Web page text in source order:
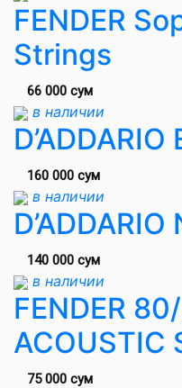
FENDER
Strings
66 000 сум
в наличии
D’ADDARIO
160 000 сум
в наличии
140 000 сум
в наличии
FENDER
ACOUSTIC
75 000 сум